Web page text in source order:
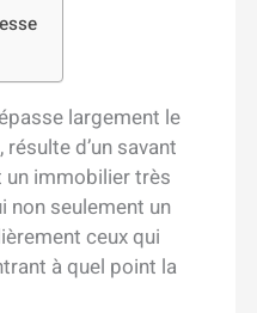
largement le
d’un savant
immobilier très
non seulement un
ceux qui
à quel point la